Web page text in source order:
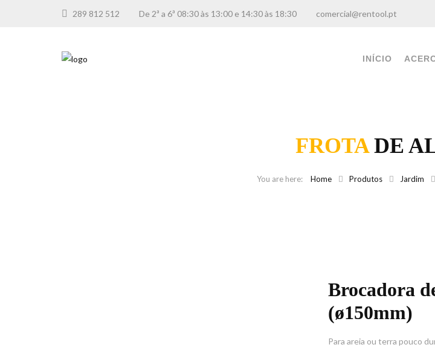
289 812 512 De 2ª a 6ª 08:30 às 13:00 e 14:30 às 18:30 comercial@rentool.pt
INÍCIO
FROTADE
Home Produtos Jardim
Brocadora
(ø150mm)
Para areia ou terra pouco